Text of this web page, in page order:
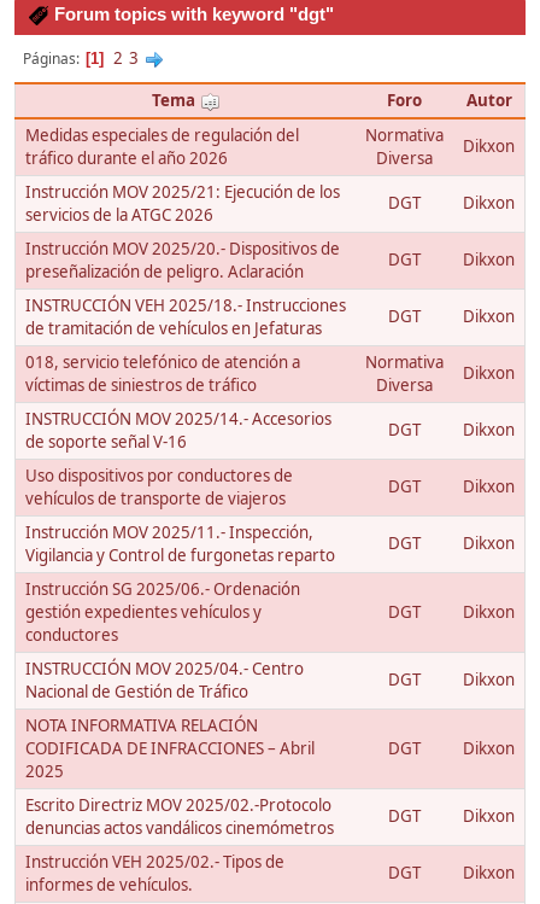
Forum topics with keyword "dgt"
Páginas 1 2 3
Tema
Foro
Autor
Medidas especiales de regulación del
tráfico durante el año 2026
Normativa
Diversa
Dikxon
Instrucción MOV 2025/21: Ejecución de los
servicios de la ATGC 2026
DGT Dikxon
Instrucción MOV 2025/20.- Dispositivos de
preseñalización de peligro. Aclaración
DGT Dikxon
INSTRUCCIÓN VEH 2025/18.- Instrucciones
de tramitación de vehículos en Jefaturas
DGT Dikxon
018, servicio telefónico de atención a
víctimas de siniestros de tráfico
Normativa
Diversa
Dikxon
INSTRUCCIÓN MOV 2025/14.- Accesorios
de soporte señal V-16
DGT Dikxon
Uso dispositivos por conductores de
vehículos de transporte de viajeros
DGT Dikxon
Instrucción MOV 2025/11.- Inspección,
Vigilancia y Control de furgonetas reparto
DGT Dikxon
Instrucción SG 2025/06.- Ordenación
gestión expedientes vehículos y
conductores
DGT Dikxon
INSTRUCCIÓN MOV 2025/04.- Centro
Nacional de Gestión de Tráfico
DGT Dikxon
NOTA INFORMATIVA RELACIÓN
CODIFICADA DE INFRACCIONES – Abril
2025
DGT Dikxon
Escrito Directriz MOV 2025/02.-Protocolo
denuncias actos vandálicos cinemómetros
DGT Dikxon
Instrucción VEH 2025/02.- Tipos de
informes de vehículos.
DGT Dikxon